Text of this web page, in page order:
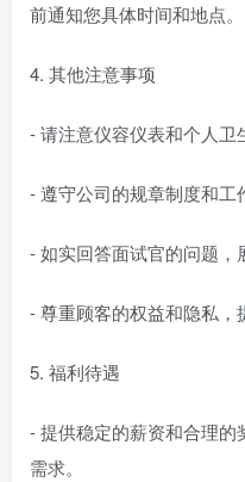
前通知您具体时间和地点。
4. 其他注意事项
- 请注意仪容仪表和个人卫
- 遵守公司的规章制度和工
- 如实回答面试官的问题，
- 尊重顾客的权益和隐私，
5. 福利待遇
- 提供稳定的薪资和合理
需求。